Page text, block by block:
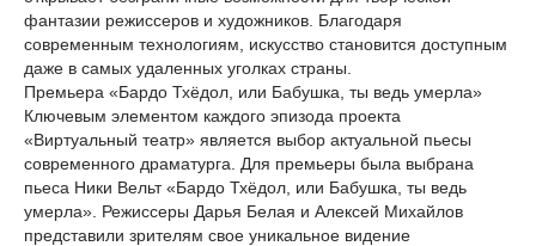
фантазии режиссеров и художников. Благодаря
современным технологиям, искусство становится доступным
даже в самых удаленных уголках страны.
Премьера «Бардо Тхёдол, или Бабушка, ты ведь умерла»
Ключевым элементом каждого эпизода проекта
«Виртуальный театр» является выбор актуальной пьесы
современного драматурга. Для премьеры была выбрана
пьеса Ники Вельт «Бардо Тхёдол, или Бабушка, ты ведь
умерла». Режиссеры Дарья Белая и Алексей Михайлов
представили зрителям свое уникальное видение